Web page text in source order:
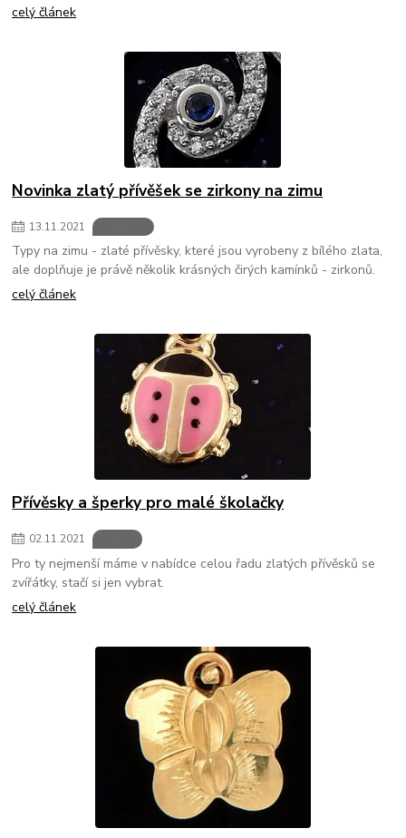
celý článek
Novinka zlatý přívěšek se zirkony na zimu
13.11.2021
Typy na zimu - zlaté přívěsky, které jsou vyrobeny z bílého zlata,
ale doplňuje je právě několik krásných čirých kamínků - zirkonů.
celý článek
Přívěsky a šperky pro malé školačky
02.11.2021
Pro ty nejmenší máme v nabídce celou řadu zlatých přívěsků se
zvířátky, stačí si jen vybrat.
celý článek